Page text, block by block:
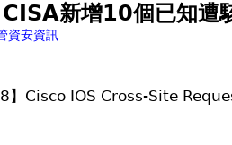
CISA新增10個已
資安資訊
】Cisco IOS Cross-Site